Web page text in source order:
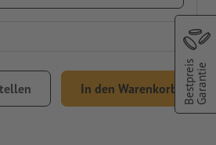
In den Warenkorb BestpreisGarantie